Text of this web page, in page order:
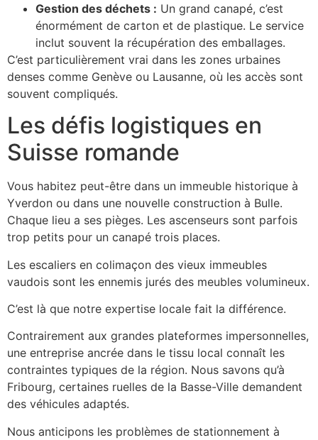
Gestion des déchets : Un grand canapé, c’est
énormément de carton et de plastique. Le service
inclut souvent la récupération des emballages.
C’est particulièrement vrai dans les zones urbaines
denses comme Genève ou Lausanne, où les accès sont
souvent compliqués.
Les défis logistiques en
Suisse romande
Vous habitez peut-être dans un immeuble historique à
Yverdon ou dans une nouvelle construction à Bulle.
Chaque lieu a ses pièges. Les ascenseurs sont parfois
trop petits pour un canapé trois places.
Les escaliers en colimaçon des vieux immeubles
vaudois sont les ennemis jurés des meubles volumineux.
C’est là que notre expertise locale fait la différence.
Contrairement aux grandes plateformes impersonnelles,
une entreprise ancrée dans le tissu local connaît les
contraintes typiques de la région. Nous savons qu’à
Fribourg, certaines ruelles de la Basse-Ville demandent
des véhicules adaptés.
Nous anticipons les problèmes de stationnement à